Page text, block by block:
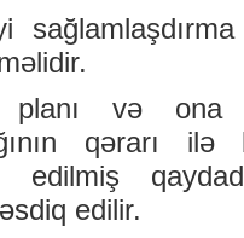
planı və ona
qərarı
edilmiş
edilir.